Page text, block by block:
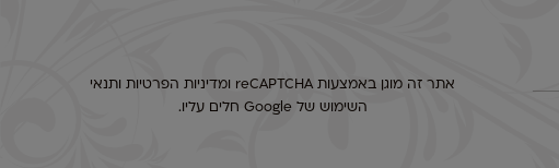
אתר זה מוגן באמצעות reCAPTCHA ו מדיניות הפרטיותו תנאי
השימוש של Google חלים עליו.